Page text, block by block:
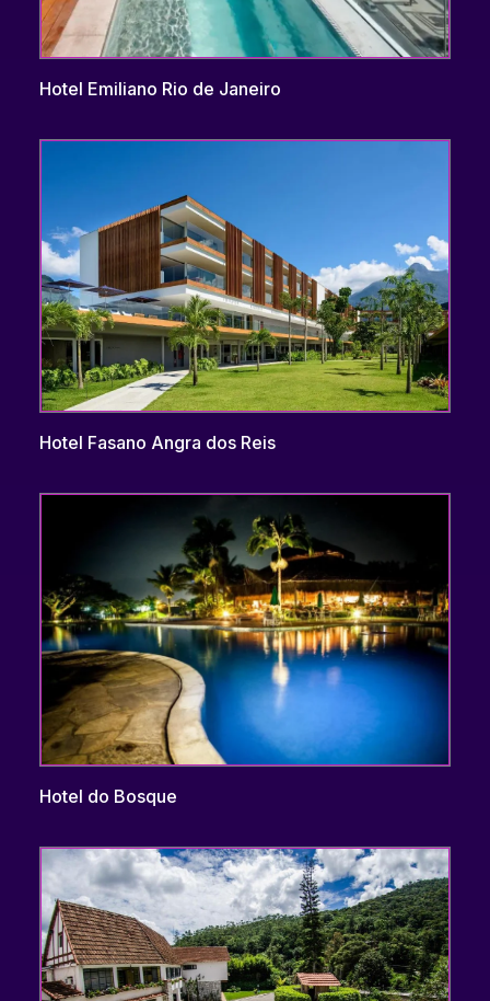
Hotel Emiliano Rio de Janeiro
Hotel Fasano Angra dos Reis
Hotel do Bosque